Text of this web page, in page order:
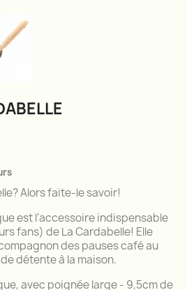
Alors faite-le savoir!
est l'accessoire indispensable
fans) de La Cardabelle! Elle
des pauses café au
détente à la maison.
avec poignée large - 9,5cm de